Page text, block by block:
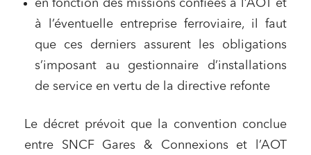
en fonction des missions confiées à l’AOT et
à l’éventuelle entreprise ferroviaire, il faut
que ces derniers assurent les obligations
s’imposant au gestionnaire d’installations
de service en vertu de la directive refonte
Le décret prévoit que la convention conclue
entre SNCF Gares & Connexions et l’AOT